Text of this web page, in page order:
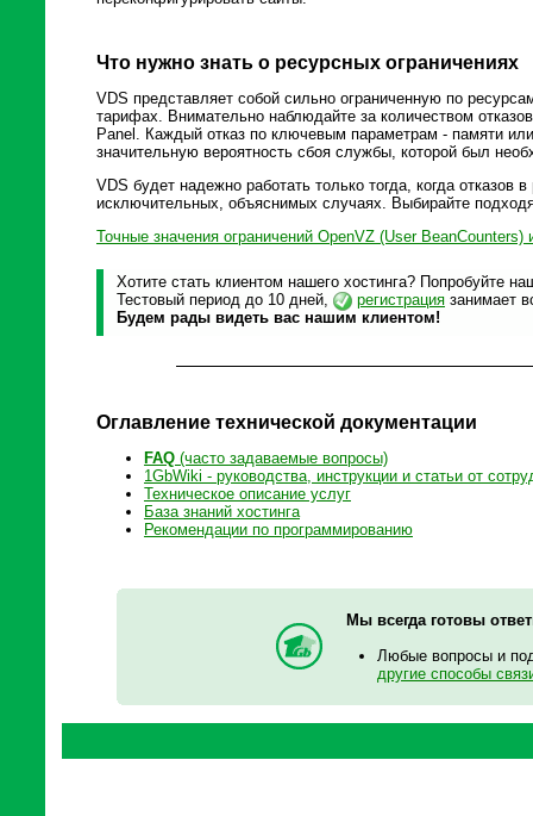
Что нужно знать о ресурсных ограничениях
VDS представляет собой сильно ограниченную по
тарифах. Внимательно наблюдайте за количеством
Panel. Каждый отказ по ключевым параметрам - памяти
значительную вероятность сбоя службы, которой был
VDS будет надежно работать только тогда, когда отказов
исключительных, объяснимых случаях. Выбирайте
Точные значения ограничений OpenVZ (User
Хотите стать клиентом нашего хостинга? Попробуйте
Тестовый период до 10 дней,
регистрация занимает
Будем рады видеть вас нашим клиентом!
Оглавление технической документации
FAQ (часто задаваемые вопросы)
1GbWiki - руководства, инструкции и статьи от
Техническое описание услуг
База знаний хостинга
Рекомендации по программированию
Мы всегда готовы
Любые вопросы и
другие способы